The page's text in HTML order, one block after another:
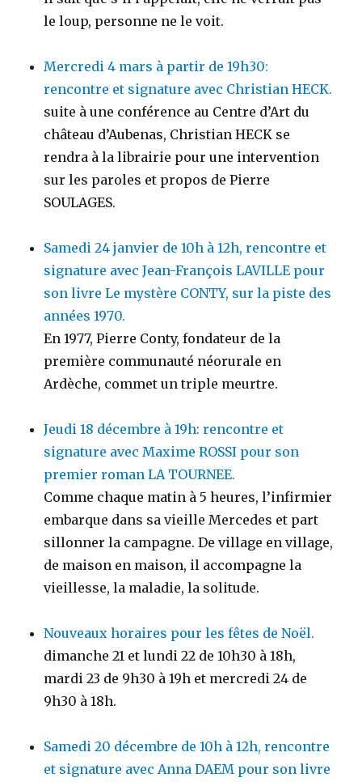
le loup, personne ne le voit.
Mercredi 4 mars à partir de 19h30:
rencontre et signature avec Christian HECK.
suite à une conférence au Centre d’Art du
château d’Aubenas, Christian HECK se
rendra à la librairie pour une intervention
sur les paroles et propos de Pierre
SOULAGES.
Samedi 24 janvier de 10h à 12h, rencontre et
signature avec Jean-François LAVILLE pour
son livre Le mystère CONTY, sur la piste des
années 1970.
En 1977, Pierre Conty, fondateur de la
première communauté néorurale en
Ardèche, commet un triple meurtre.
Jeudi 18 décembre à 19h: rencontre et
signature avec Maxime ROSSI pour son
premier roman LA TOURNEE.
Comme chaque matin à 5 heures, l’infirmier
embarque dans sa vieille Mercedes et part
sillonner la campagne. De village en village,
de maison en maison, il accompagne la
vieillesse, la maladie, la solitude.
Nouveaux horaires pour les fêtes de Noël.
dimanche 21 et lundi 22 de 10h30 à 18h,
mardi 23 de 9h30 à 19h et mercredi 24 de
9h30 à 18h.
Samedi 20 décembre de 10h à 12h, rencontre
et signature avec Anna DAEM pour son livre